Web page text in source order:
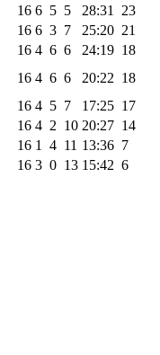
16 6 5 5 28:31
23
16 6 3 7 25:20 21
16 4 6 6 24:19 18
16 4 6 6 20:22 18
16 4 5 7 17:25 17
16 4 2 10 20:27 14
16 1 4 11 13:36 7
16 3 0 13 15:42 6